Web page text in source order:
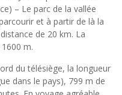
– Le parc de la vallée
et à partir de là la
de 20 km. La
m.
du télésiège, la longueur
dans le pays), 799 m de